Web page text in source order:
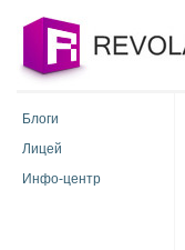
Блоги
Лицей
Инфо-центр